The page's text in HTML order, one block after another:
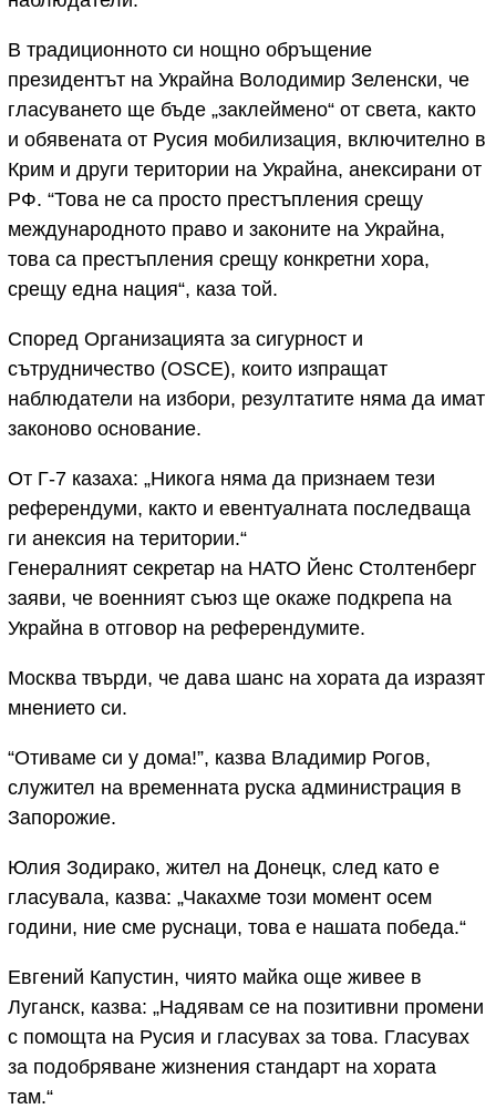
В традиционното си нощно обръщение
президентът на Украйна Володимир Зеленски, че
гласуването ще бъде „заклеймено“ от света, както
и обявената от Русия мобилизация, включително в
Крим и други територии на Украйна, анексирани от
РФ. “Това не са просто престъпления срещу
международното право и законите на Украйна,
това са престъпления срещу конкретни хора,
срещу една нация“, каза той.
Според Организацията за сигурност и
сътрудничество (OSCE), които изпращат
наблюдатели на избори, резултатите няма да имат
законово основание.
От Г-7 казаха: „Никога няма да признаем тези
референдуми, както и евентуалната последваща
ги анексия на територии.“
Генералният секретар на НАТО Йенс Столтенберг
заяви, че военният съюз ще окаже подкрепа на
Украйна в отговор на референдумите.
Москва твърди, че дава шанс на хората да изразят
мнението си.
“Отиваме си у дома!”, казва Владимир Рогов,
служител на временната руска администрация в
Запорожие.
Юлия Зодирако, жител на Донецк, след като е
гласувала, казва: „Чакахме този момент осем
години, ние сме руснаци, това е нашата победа.“
Евгений Капустин, чиято майка още живее в
Луганск, казва: „Надявам се на позитивни промени
с помощта на Русия и гласувах за това. Гласувах
за подобряване жизнения стандарт на хората
там.“